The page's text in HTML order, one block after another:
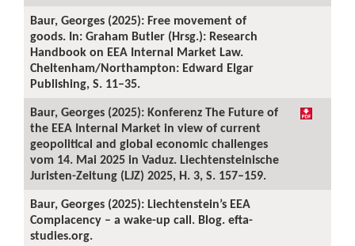
Baur, Georges (2025): Free movement of
goods. In: Graham Butler (Hrsg.): Research
Handbook on EEA Internal Market Law.
Cheltenham/Northampton: Edward Elgar
Publishing, S. 11–35.
Baur, Georges (2025): Konferenz The Future of
the EEA Internal Market in view of current
geopolitical and global economic challenges
vom 14. Mai 2025 in Vaduz. Liechtensteinische
Juristen-Zeitung (LJZ) 2025, H. 3, S. 157–159.
Baur, Georges (2025): Liechtenstein’s EEA
Complacency – a wake-up call. Blog. efta-
studies.org.